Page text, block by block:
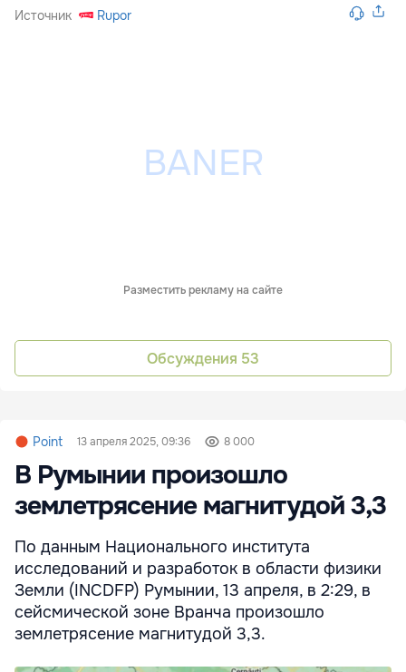
Источник Rupor
Разместить рекламу на сайте
Обсуждения 53
Point 13 апреля 2025, 09:36 8 000
В Румынии произошло
землетрясение магнитудой 3,3
По данным Национального института
исследований и разработок в области физики
Земли (INCDFP) Румынии, 13 апреля, в 2:29, в
сейсмической зоне Вранча произошло
землетрясение магнитудой 3,3.